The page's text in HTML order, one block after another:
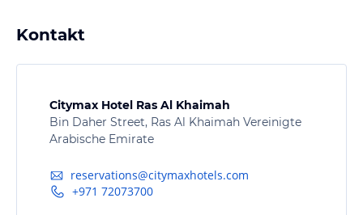
Kontakt
Citymax Hotel Ras Al Khaimah
Bin Daher Street, Ras Al Khaimah Vereinigte
Arabische Emirate
reservations@citymaxhotels.com
+971 72073700